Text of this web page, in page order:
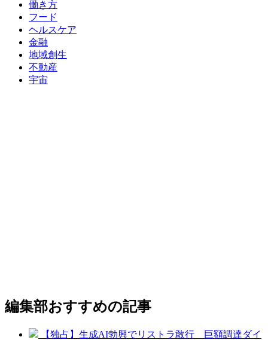
働き方
フード
ヘルスケア
金融
地域創生
不動産
宇宙
編集部おすすめの記事
【独占】生成AI勃興でリストラ敢行 巨額調達ダイ